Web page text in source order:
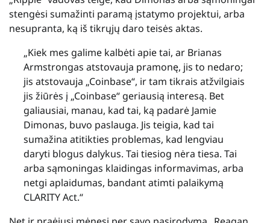
stengėsi sumažinti paramą įstatymo projektui, arba
nesupranta, ką iš tikrųjų daro teisės aktas.
„Kiek mes galime kalbėti apie tai, ar Brianas
Armstrongas atstovauja pramonę, jis to nedaro;
jis atstovauja „Coinbase“, ir tam tikrais atžvilgiais
jis žiūrės į „Coinbase“ geriausią interesą. Bet
galiausiai, manau, kad tai, ką padarė Jamie
Dimonas, buvo paslauga. Jis teigia, kad tai
sumažina atitikties problemas, kad lengviau
daryti blogus dalykus. Tai tiesiog nėra tiesa. Tai
arba sąmoningas klaidingas informavimas, arba
netgi aplaidumas, bandant atimti palaikymą
CLARITY Act.“